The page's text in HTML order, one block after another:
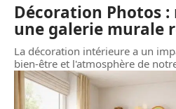
Décoration Photos :
une galerie murale
La décoration intérieure a un
bien-être et l'atmosphère de